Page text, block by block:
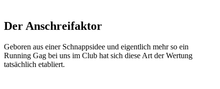
Der Anschreifaktor
Geboren aus einer Schnappsidee und eigentlich mehr so ein
Running Gag bei uns im Club hat sich diese Art der Wertung
tatsächlich etabliert.